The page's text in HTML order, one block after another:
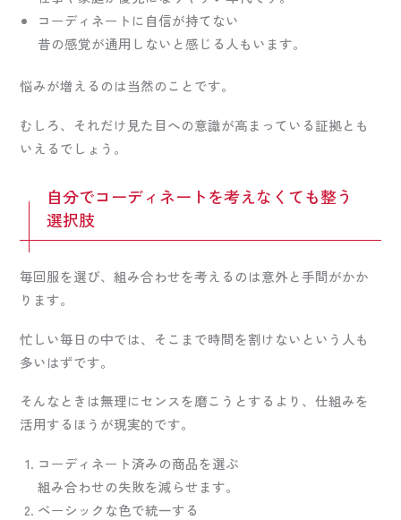
コーディネートに自信が持てない
昔の感覚が通用しないと感じる人もいます。
悩みが増えるのは当然のことです。
むしろ、それだけ見た目への意識が高まっている証拠とも
いえるでしょう。
自分でコーディネートを考えなくても整う
選択肢
毎回服を選び、組み合わせを考えるのは意外と手間がかか
ります。
忙しい毎日の中では、そこまで時間を割けないという人も
多いはずです。
そんなときは無理にセンスを磨こうとするより、仕組みを
活用するほうが現実的です。
コーディネート済みの商品を選ぶ
組み合わせの失敗を減らせます。
ベーシックな色で統一する